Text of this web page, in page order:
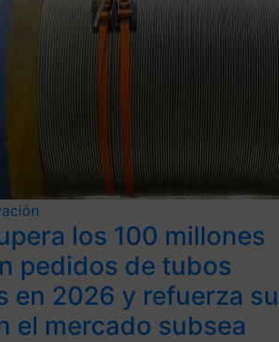
los 100 millones
pedidos de tubos
en 2026 y refuerza su
el mercado subsea